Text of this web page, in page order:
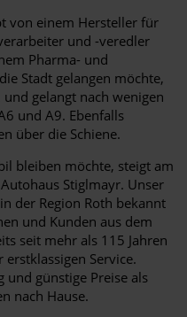
von einem Hersteller für
und -veredler
Pharma- und
Stadt gelangen möchte,
gelangt nach wenigen
und A9. Ebenfalls
über die Schiene.
bleiben möchte, steigt am
Stiglmayr. Unser
der Region Roth bekannt
und Kunden aus dem
seit mehr als 115 Jahren
Service.
und günstige Preise als
nach Hause.